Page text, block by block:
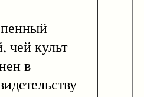
чей культ
в